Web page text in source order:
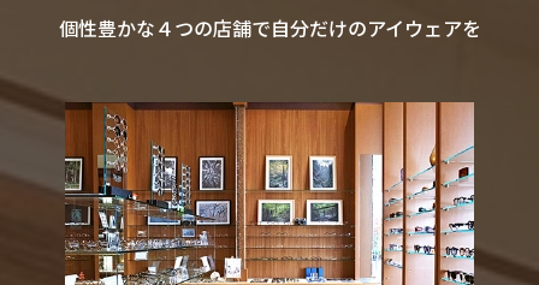
個性豊かな４つの店舗で自分だけのアイウェアを